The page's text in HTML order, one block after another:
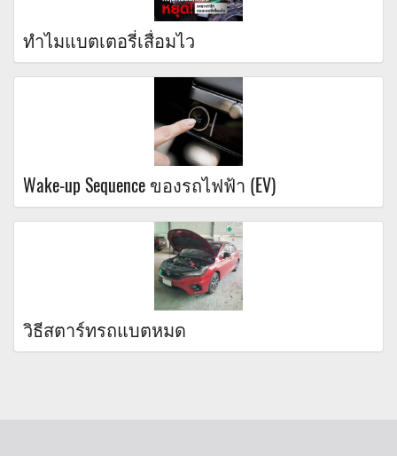
ทำไมแบตเตอรี่เสื่อมไว
Wake-up Sequence ของรถไฟฟ้า (EV)
วิธีสตาร์ทรถแบตหมด